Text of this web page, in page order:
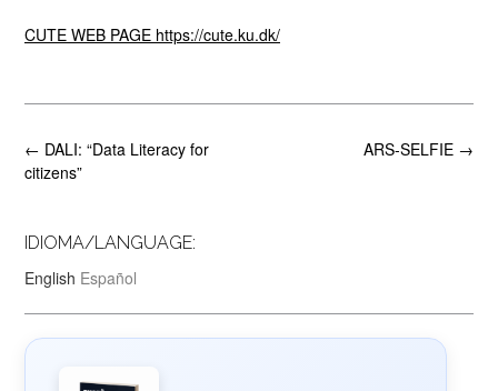
CUTE WEB PAGE https://cute.ku.dk/
Post
navigation
ARS-SELFIE →
← DALI: “Data Literacy for
citizens”
IDIOMA/LANGUAGE:
English Español